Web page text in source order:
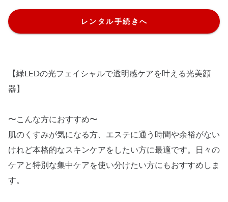
レンタル手続きへ
【緑LEDの光フェイシャルで透明感ケアを叶える光美顔
器】
〜こんな方におすすめ〜
肌のくすみが気になる方、エステに通う時間や余裕がない
けれど本格的なスキンケアをしたい方に最適です。日々の
ケアと特別な集中ケアを使い分けたい方にもおすすめしま
す。